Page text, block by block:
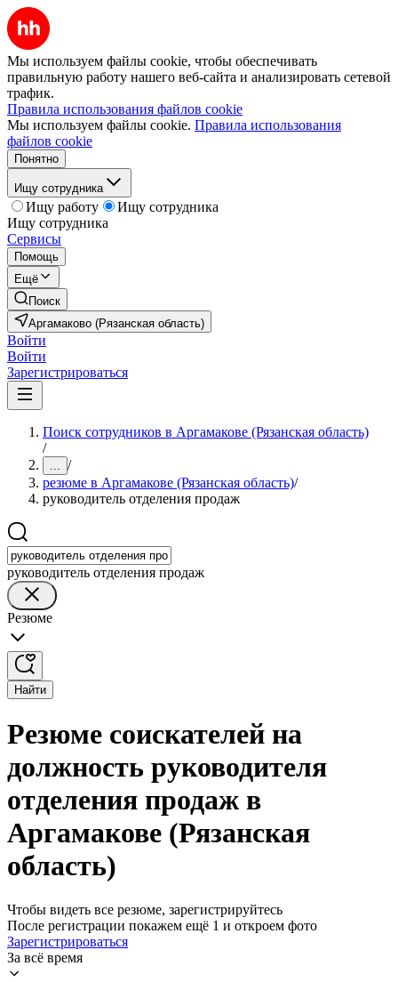
Мы используем файлы cookie, чтобы обеспечивать
правильную работу нашего веб-сайта и анализировать сетевой
трафик.
Правила использования файлов cookie
Мы используем файлы cookie. Правила использования
файлов cookie
Понятно
Ищу сотрудника
Ищу работу
Ищу сотрудника
Ищу сотрудника
Сервисы
Помощь
Ещё
Поиск
Аргамаково (Рязанская область)
Войти
Войти
Зарегистрироваться
Поиск сотрудников в Аргамакове (Рязанская область)
/
... /
резюме в Аргамакове (Рязанская область)/
руководитель отделения продаж
руководитель отделения продаж
Резюме
Найти
Резюме соискателей на
должность руководителя
отделения продаж в
Аргамакове (Рязанская
область)
Чтобы видеть все резюме, зарегистрируйтесь
После регистрации покажем ещё 1 и откроем фото
Зарегистрироваться
За всё время